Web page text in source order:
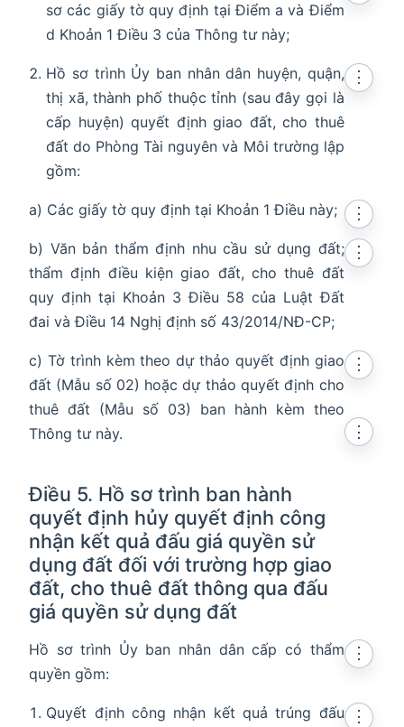
sơ các giấy tờ quy định tại Điểm a và Điểm
d Khoản 1 Điều 3 của Thông tư này;
Hồ sơ trình Ủy ban nhân dân huyện, quận,
thị xã, thành phố thuộc tỉnh (sau đây gọi là
cấp huyện) quyết định giao đất, cho thuê
đất do Phòng Tài nguyên và Môi trường lập
gồm:
⋮
a) Các giấy tờ quy định tại Khoản 1 Điều này;
⋮
b) Văn bản thẩm định nhu cầu sử dụng đất;
thẩm định điều kiện giao đất, cho thuê đất
quy định tại Khoản 3 Điều 58 của Luật Đất
đai và Điều 14 Nghị định số 43/2014/NĐ-CP;
⋮
c) Tờ trình kèm theo dự thảo quyết định giao
đất (Mẫu số 02) hoặc dự thảo quyết định cho
thuê đất (Mẫu số 03) ban hành kèm theo
Thông tư này.
⋮
Điều 5. Hồ sơ trình ban hành
quyết định hủy quyết định công
nhận kết quả đấu giá quyền sử
dụng đất đối với trường hợp giao
đất, cho thuê đất thông qua đấu
giá quyền sử dụng đất
⋮
Hồ sơ trình Ủy ban nhân dân cấp có thẩm
quyền gồm:
⋮
Quyết định công nhận kết quả trúng đấu
⋮